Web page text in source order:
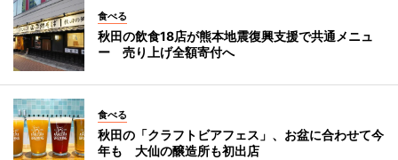
食べる
秋田の飲食18店が熊本地震復興支援で共通メニュ
ー 売り上げ全額寄付へ
食べる
秋田の「クラフトビアフェス」、お盆に合わせて今
年も 大仙の醸造所も初出店